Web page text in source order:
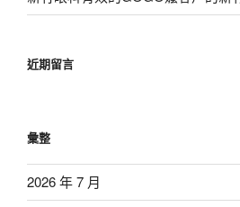
近期留言
彙整
2026 年 7 月